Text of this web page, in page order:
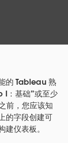
的 Tableau 熟
I：基础”或至少
前，您应该知
的字段创建可
仪表板。